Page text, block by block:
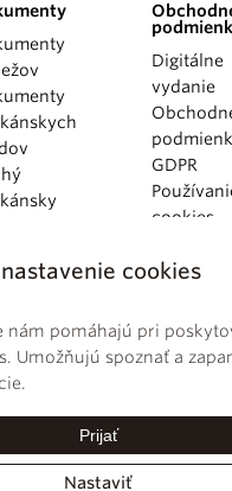
cookies
nám pomáhajú pri
Umožňujú spoznať a
Prijať
Nastaviť
Digitálne
vydanie
GDPR
cookies